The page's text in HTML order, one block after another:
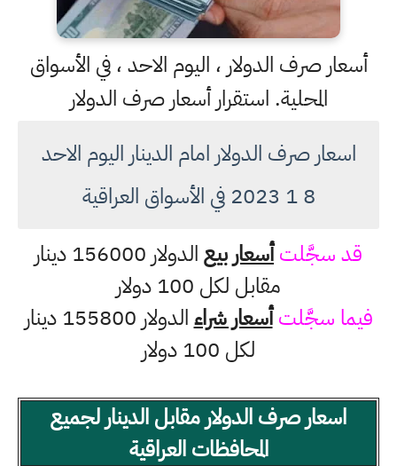
أسعار صرف الدولار ، اليوم الاحد ، في الأسواق
المحلية. استقرار أسعار صرف الدولار
اسعار صرف الدولار امام الدينار اليوم الاحد
8 1 2023 في الأسواق العراقية
قد سجَّلتأسعار بيع
الدولار 156000 دينار
مقابل لكل 100 دولار
فيما سجَّلت أسعار شراء
الدولار 155800 دينار
لكل 100 دولار
اسعار صرف الدولار مقابل الدينار لجميع
المحافظات العراقية